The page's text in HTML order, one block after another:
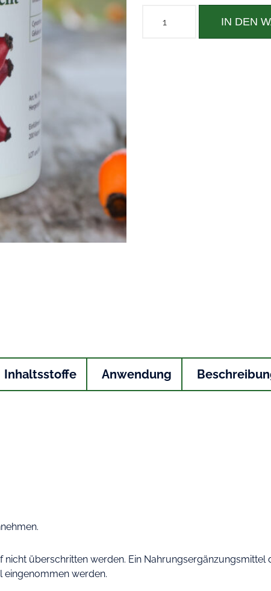
IN DEN
Inhaltsstoffe Anwendung
überschritten werden. Ein
eingenommen werden.